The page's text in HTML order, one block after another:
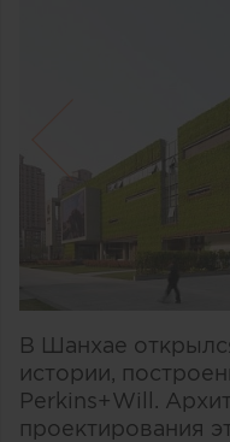
В Шанхае
истории,
Perkins+Will.
проектирования